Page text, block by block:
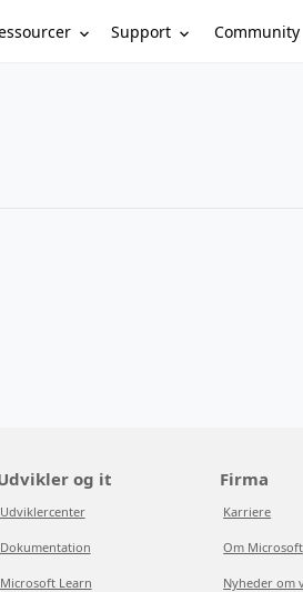
Support Community
og it
Udviklercenter
Dokumentation
Microsoft Learn
Firma
Karriere
Om Microsoft
Nyheder om